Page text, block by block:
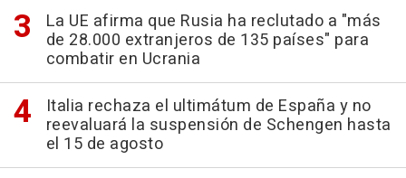
La UE afirma que Rusia ha reclutado a "más
de 28.000 extranjeros de 135 países" para
combatir en Ucrania
Italia rechaza el ultimátum de España y no
reevaluará la suspensión de Schengen hasta
el 15 de agosto